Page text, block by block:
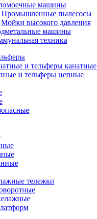
машины
Промышленные пылесосы
Мойки высокого давления
машины
техника
и тельферы канатные
и тельферы цепные
тележки